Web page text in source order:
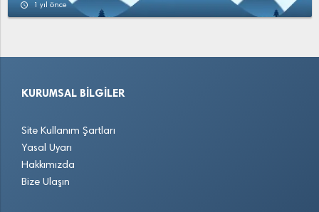
access_time 1 yıl önce
KURUMSAL BILGILER
Site Kullanım Şartları
Yasal Uyarı
Hakkımızda
Bize Ulaşın